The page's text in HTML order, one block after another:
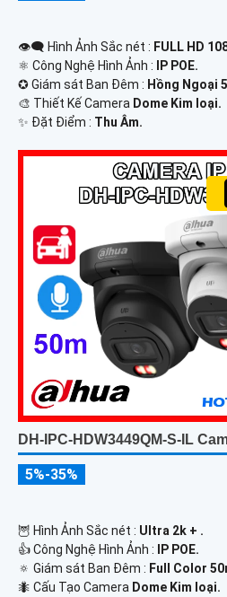
👁️‍🗨 Hình Ảnh Sắc nét : FULL HD
⚛️ Công Nghệ Hình Ảnh :
IP POE.
✪ Giám sát Ban Đêm : Hồng Ngoại
🎨 Thiết Kế Camera Dome Kim loại.
️✨ Đặt Điểm : Thu Âm.
DH-IPC-HDW3449QM-S-IL
5%-35%
🦉 Hình Ảnh Sắc nét : Ultra 2k + .
👍 Công Nghệ Hình Ảnh :
IP POE.
🔅 Giám sát Ban Đêm : Full Color
🐜 Cấu Tạo Camera Dome Kim loại.